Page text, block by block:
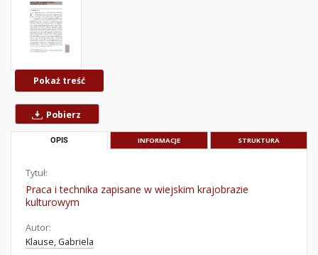
Pokaż treść
Pobierz
OPIS INFORMACJE STRUKTURA
Tytuł:
Praca i technika zapisane w wiejskim krajobrazie
kulturowym
Autor:
Klause, Gabriela